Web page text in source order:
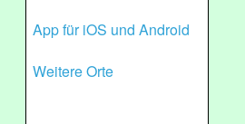
App für iOS und Android
Weitere Orte